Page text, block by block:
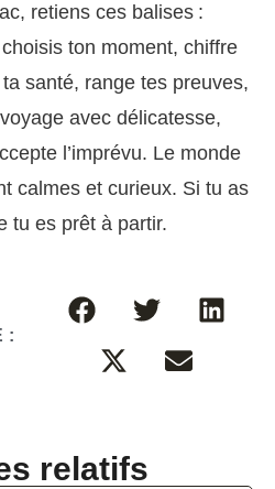
retiens ces balises :
ton moment, chiffre
santé, range tes preuves,
avec délicatesse,
l’imprévu. Le monde
calmes et curieux. Si tu as
tu es prêt à partir.
:
relatifs